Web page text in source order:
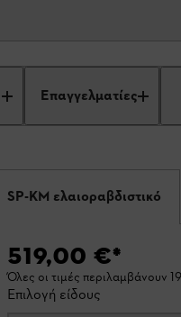
Επαγγελματίες
SP-KM ελαιοραβδιστικό
519,00 €*
Όλες οι τιμές περιλαμβάνουν
Επιλογή είδους